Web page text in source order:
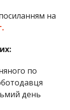
на
по
день